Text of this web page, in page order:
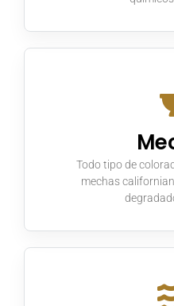
Todo tipo de
mechas